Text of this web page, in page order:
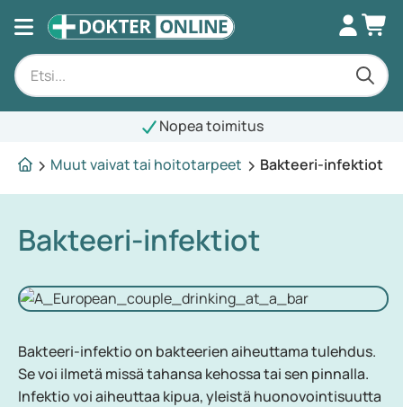
Nopea toimitus
Muut vaivat tai hoitotarpeet
Bakteeri-infektiot
Bakteeri-infektiot
Bakteeri-infektio on bakteerien aiheuttama tulehdus.
Se voi ilmetä missä tahansa kehossa tai sen pinnalla.
Infektio voi aiheuttaa kipua, yleistä huonovointisuutta